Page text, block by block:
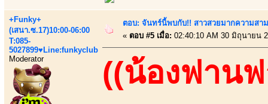
+Funky+
(เสนา.ซ.17)10:00-06:00
T:085-
5027899♥Line:funkyclub
Moderator
ตอบ: จันทร์นี้พบกับ!! สาวสวยมากความสา
« ตอบ #5 เมื่อ: 02:40:10 AM 30 มิถุนายน
((น้องฟาน